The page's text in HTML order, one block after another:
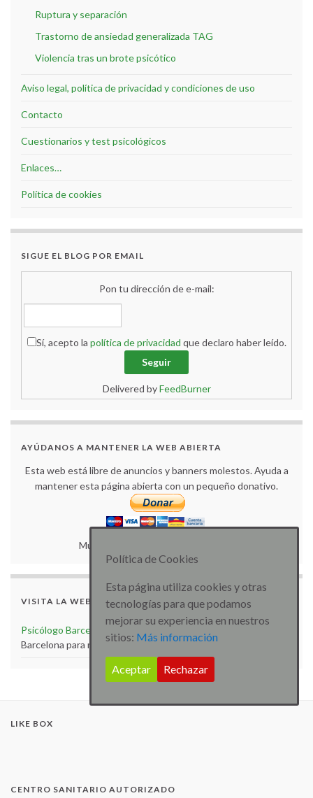
Ruptura y separación
Trastorno de ansiedad generalizada TAG
Violencia tras un brote psicótico
Aviso legal, política de privacidad y condiciones de uso
Contacto
Cuestionarios y test psicológicos
Enlaces…
Política de cookies
SIGUE EL BLOG POR EMAIL
Pon tu dirección de e-mail:
Sí, acepto la política de privacidad que declaro haber leído.
Delivered byFeedBurner
AYÚDANOS A MANTENER LA WEB ABIERTA
Esta web está libre de anuncios y banners molestos. Ayuda a
mantener esta página abierta con un pequeño donativo.
Muchas gracias por tu colaboración.
VISITA LA WEB
Psicólogo Barcelona
Visita la web de Psicólogo especialista
Barcelona para más artículos e información
LIKE BOX
CENTRO SANITARIO AUTORIZADO
Política de Cookies
Esta página utiliza cookies y otras
tecnologías para que podamos
mejorar su experiencia en nuestros
sitios: Más información
Aceptar Rechazar